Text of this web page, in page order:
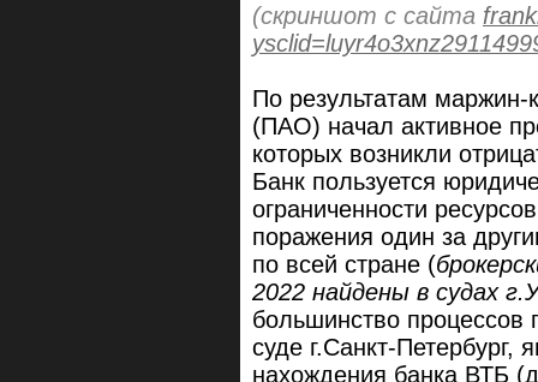
(скриншот с сайта
По результатам
(ПАО) начал активное
которых возникли
Банк пользуется
ограниченности
поражения один за
по всей стране (
2022 найдены в судах
большинство
суде г.Санкт-
нахождения банка ВТБ